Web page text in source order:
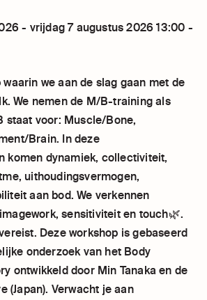
- vrijdag 7 augustus 2026 13:00 -
we aan de slag gaan met de
We nemen de M/B-training als
staat voor: Muscle/Bone,
Brain. In deze
komen dynamiek, collectiviteit,
uithoudingsvermogen,
aan bod. We verkennen
sensitiviteit en touch🌿.
Deze workshop is gebaseerd
onderzoek van het Body
ontwikkeld door Min Tanaka en de
(Japan). Verwacht je aan